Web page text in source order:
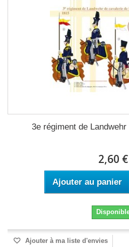
3e régiment de
2,60 €
Ajouter au panier
Ajouter à ma liste d'envies